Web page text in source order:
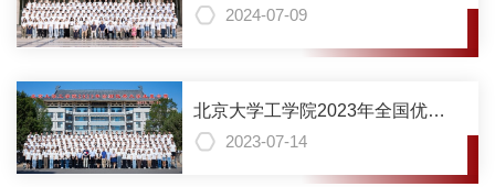
生夏令营成功举行
2024-07-09
北京大学工学院2023年全国优秀
大学生夏令营成功举行
2023-07-14